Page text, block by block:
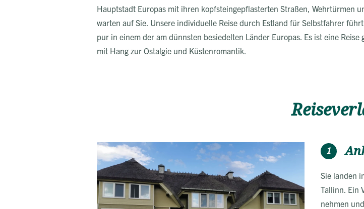
Hauptstadt Europas mit ihren kopfsteingepflasterten Straßen, Wehrtürmen
warten auf Sie. Unsere individuelle Reise durch Estland für Selbstfahrer
pur in einem der am dünnsten besiedelten Länder Europas. Es ist eine
mit Hang zur Ostalgie und Küstenromantik.
1
Sie landen
Tallinn. Ein
nehmen